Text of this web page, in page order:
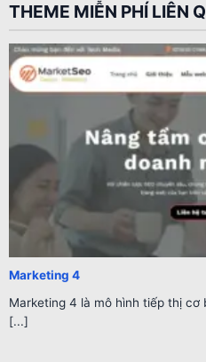
THEME MIỄN PHÍ LIÊN
Marketing 4
Marketing 4 là mô hình tiếp thị cơ
[...]